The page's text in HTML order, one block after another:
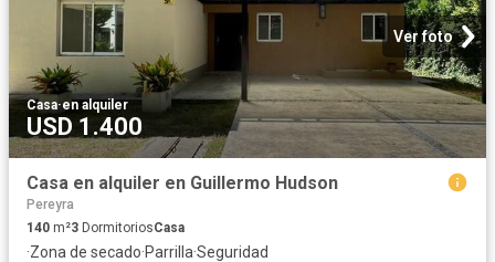
Ver foto
Casa·en alquiler
USD 1.400
Casa en alquiler en Guillermo Hudson
Pereyra
140 m²3 DormitoriosCasa
·Zona de secado·Parrilla·Seguridad